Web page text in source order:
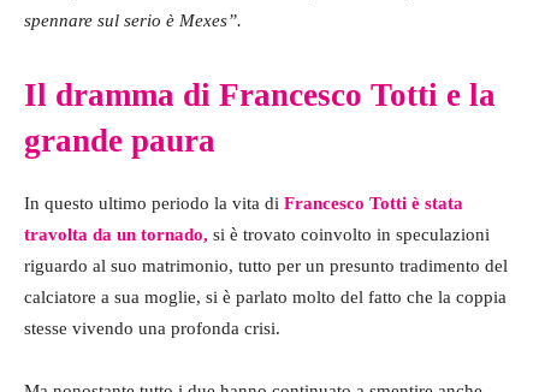
spennare sul serio è Mexes”.
Il dramma di Francesco Totti e la
grande paura
In questo ultimo periodo la vita di Francesco Totti è stata
travolta da un tornado, si è trovato coinvolto in speculazioni
riguardo al suo matrimonio, tutto per un presunto tradimento del
calciatore a sua moglie, si è parlato molto del fatto che la coppia
stesse vivendo una profonda crisi.